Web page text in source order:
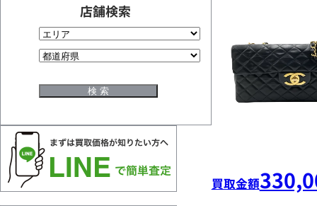
店舗検索
買取金額